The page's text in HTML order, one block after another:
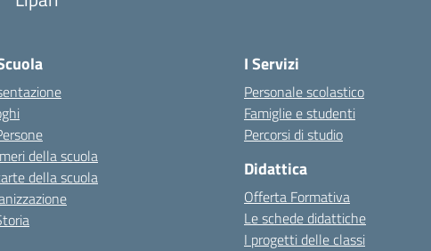
della scuola
della scuola
I Servizi
Personale scolastico
Famiglie e studenti
Percorsi di studio
Didattica
Offerta Formativa
Le schede didattiche
I progetti delle classi